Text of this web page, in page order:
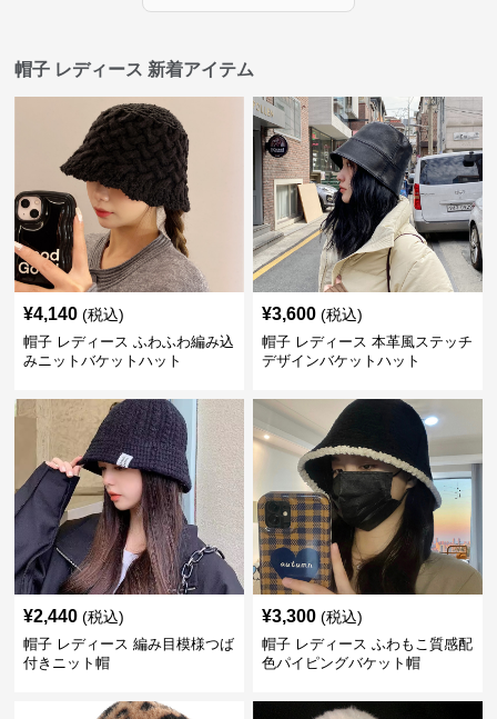
帽子 レディース 新着アイテム
¥4,140 (税込)
帽子 レディース ふわふわ編み込
みニットバケットハット
¥3,600 (税込)
帽子 レディース 本革風ステッチ
デザインバケットハット
¥2,440 (税込)
帽子 レディース 編み目模様つば
付きニット帽
¥3,300 (税込)
帽子 レディース ふわもこ質感配
色パイピングバケット帽